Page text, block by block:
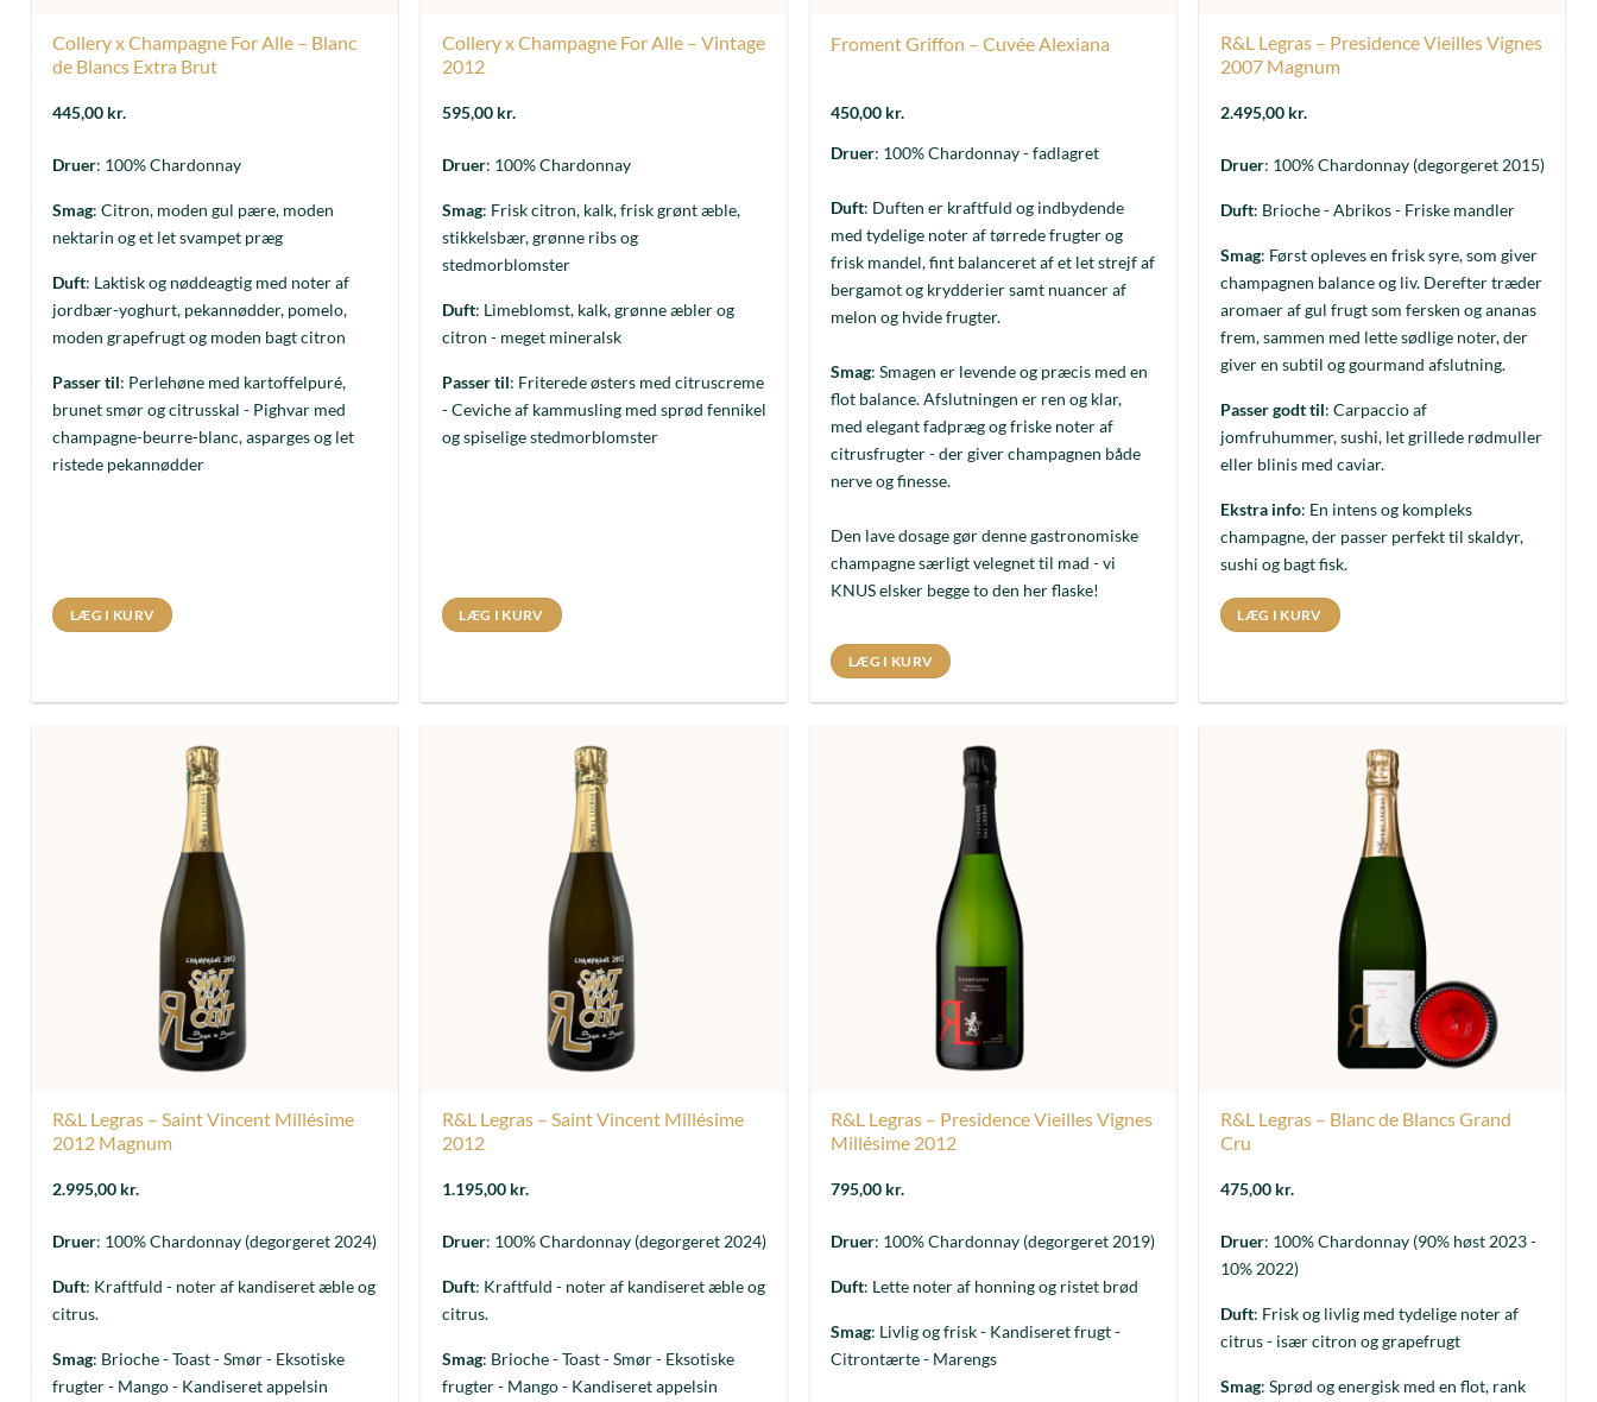
Collery x Champagne For Alle – Blanc
de Blancs Extra Brut
445,00 kr.
Druer: 100% Chardonnay
Smag: Citron, moden gul pære, moden
nektarin og et let svampet præg
Duft: Laktisk og nøddeagtig med noter af
jordbær-yoghurt, pekannødder, pomelo,
moden grapefrugt og moden bagt citron
Passer til: Perlehøne med kartoffelpuré,
brunet smør og citrusskal - Pighvar med
champagne-beurre-blanc, asparges og let
ristede pekannødder
LÆG I KURV
Collery x Champagne For Alle – Vintage
2012
595,00 kr.
Druer: 100% Chardonnay
Smag: Frisk citron, kalk, frisk grønt æble,
stikkelsbær, grønne ribs og
stedmorblomster
Duft: Limeblomst, kalk, grønne æbler og
citron - meget mineralsk
Passer til: Friterede østers med citruscreme
- Ceviche af kammusling med sprød fennikel
og spiselige stedmorblomster
LÆG I KURV
Froment Griffon – Cuvée Alexiana
450,00 kr.
Druer: 100% Chardonnay - fadlagret
Duft: Duften er kraftfuld og indbydende
med tydelige noter af tørrede frugter og
frisk mandel, fint balanceret af et let strejf af
bergamot og krydderier samt nuancer af
melon og hvide frugter.
Smag: Smagen er levende og præcis med en
flot balance. Afslutningen er ren og klar,
med elegant fadpræg og friske noter af
citrusfrugter - der giver champagnen både
nerve og finesse.
Den lave dosage gør denne gastronomiske
champagne særligt velegnet til mad - vi
KNUS elsker begge to den her flaske!
LÆG I KURV
R&L Legras – Presidence Vieilles Vignes
2007 Magnum
2.495,00 kr.
Druer: 100% Chardonnay (degorgeret 2015)
Duft: Brioche - Abrikos - Friske mandler
Smag: Først opleves en frisk syre, som giver
champagnen balance og liv. Derefter træder
aromaer af gul frugt som fersken og ananas
frem, sammen med lette sødlige noter, der
giver en subtil og gourmand afslutning.
Passer godt til: Carpaccio af
jomfruhummer, sushi, let grillede rødmuller
eller blinis med caviar.
Ekstra info: En intens og kompleks
champagne, der passer perfekt til skaldyr,
sushi og bagt fisk.
LÆG I KURV
R&L Legras – Saint Vincent Millésime
2012 Magnum
2.995,00 kr.
Druer: 100% Chardonnay (degorgeret 2024)
Duft: Kraftfuld - noter af kandiseret æble og
citrus.
Smag: Brioche - Toast - Smør - Eksotiske
frugter - Mango - Kandiseret appelsin
R&L Legras – Saint Vincent Millésime
2012
1.195,00 kr.
Druer: 100% Chardonnay (degorgeret 2024)
Duft: Kraftfuld - noter af kandiseret æble og
citrus.
Smag: Brioche - Toast - Smør - Eksotiske
frugter - Mango - Kandiseret appelsin
R&L Legras – Presidence Vieilles Vignes
Millésime 2012
795,00 kr.
Druer: 100% Chardonnay (degorgeret 2019)
Duft: Lette noter af honning og ristet brød
Smag: Livlig og frisk - Kandiseret frugt -
Citrontærte - Marengs
R&L Legras – Blanc de Blancs Grand
Cru
475,00 kr.
Druer: 100% Chardonnay (90% høst 2023 -
10% 2022)
Duft: Frisk og livlig med tydelige noter af
citrus - især citron og grapefrugt
Smag: Sprød og energisk med en flot, rank